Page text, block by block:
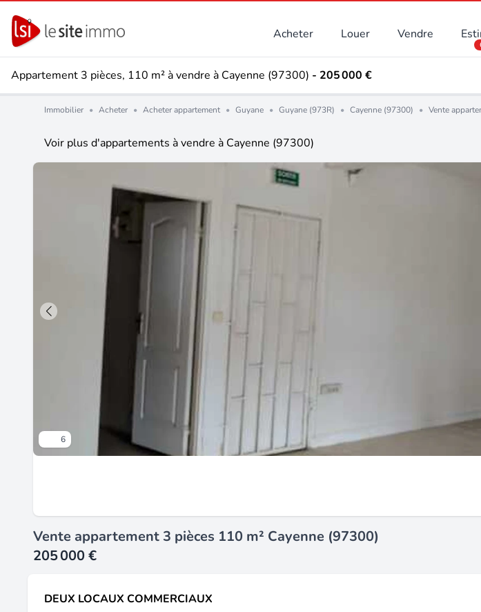
Acheter Louer Vendre
Appartement 3 pièces, 110 m² à vendre à Cayenne (97300) - 205 000 €
Immobilier • Acheter • Acheter appartement • Guyane • Guyane (973R) • Cayenne (97300) • Vente
Voir plus d'appartements à vendre à Cayenne (97300)
6
Vente appartement 3 pièces 110 m² Cayenne (97300)
205 000 €
DEUX LOCAUX COMMERCIAUX